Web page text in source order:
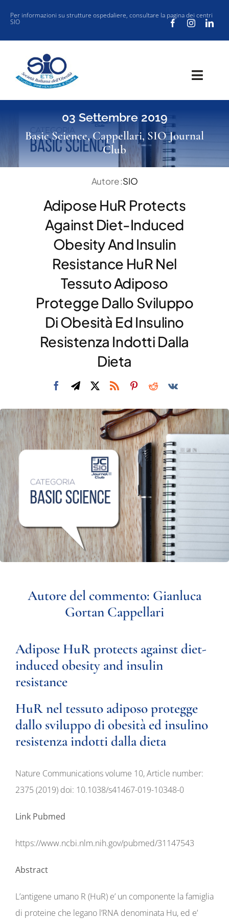
contenuto
Per informazioni su strutture ospedaliere, consultare la pagina dei centri
SIO
SOCIETÀ
CLINICA
VUOI ISCRIVERTI ALLA SIO?
EVENTI
DIVULGAZIONE
RETE CENTRI
AREA SOCI
CONTATTI
03 Settembre 2019
Basic Science,Cappellari, SIO Journal
Club
Autore :SIO
Adipose HuR Protects
Against Diet-Induced
Obesity And Insulin
Resistance HuR Nel
Tessuto Adiposo
Protegge Dallo Sviluppo
Di Obesità Ed Insulino
Resistenza Indotti Dalla
Dieta
Autore del commento: Gianluca
Gortan Cappellari
Adipose HuR protects against diet-
induced obesity and insulin
resistance
HuR nel tessuto adiposo protegge
dallo sviluppo di obesità ed insulino
resistenza indotti dalla dieta
Nature Communications volume 10, Article number:
2375 (2019) doi: 10.1038/s41467-019-10348-0
Link Pubmed
https://www.ncbi.nlm.nih.gov/pubmed/31147543
Abstract
L’antigene umano R (HuR) e’ un componente la famiglia
di proteine che legano l’RNA denominata Hu, ed e’